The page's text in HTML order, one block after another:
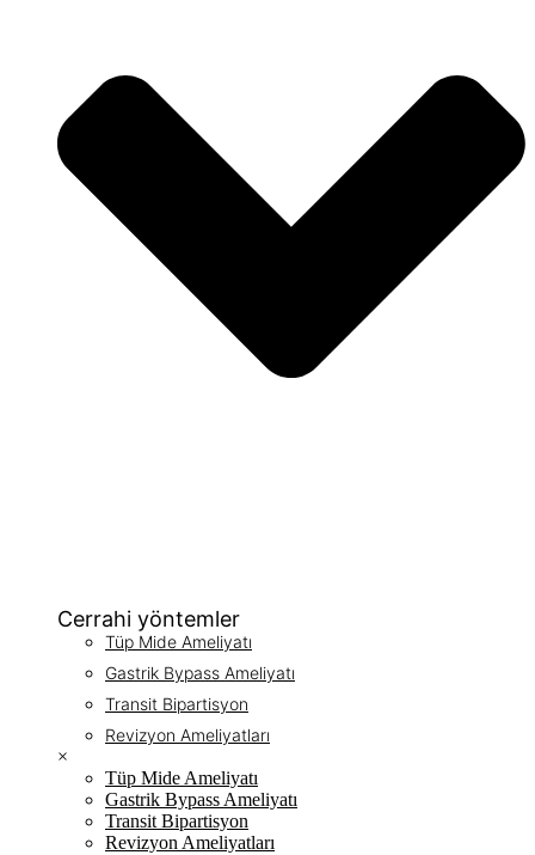
Cerrahi yöntemler
Tüp Mide Ameliyatı
Gastrik Bypass Ameliyatı
Transit Bipartisyon
Revizyon Ameliyatları
×
Tüp Mide Ameliyatı
Gastrik Bypass Ameliyatı
Transit Bipartisyon
Revizyon Ameliyatları